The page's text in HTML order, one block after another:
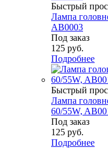
Быстрый
Лампа
AB0003
Под заказ
125 руб.
Подробнее
Быстрый
Лампа
60/55W,
Под заказ
125 руб.
Подробнее